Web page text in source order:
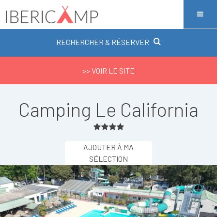
RECHERCHER & RÉSERVER
>> VOIR LE SITE
Camping Le California
AJOUTER À MA
SÉLECTION